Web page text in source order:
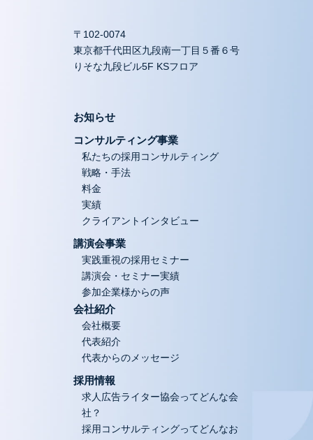
〒102-0074
東京都千代田区九段南一丁目５番６号
りそな九段ビル5F KSフロア
お知らせ
コンサルティング事業
私たちの採用コンサルティング
戦略・手法
料金
実績
クライアントインタビュー
講演会事業
実践重視の採用セミナー
講演会・セミナー実績
参加企業様からの声
会社紹介
会社概要
代表紹介
代表からのメッセージ
採用情報
求人広告ライター協会ってどんな会
社？
採用コンサルティングってどんなお